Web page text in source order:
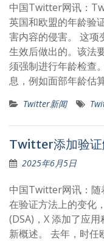
中国Twitter网讯：
英国和欧盟的年龄验
害内容的侵害。 这项
生效后做出的。该法
须强制进行年龄检查
息，例如面部年龄估
Twitter新闻
Twitter添加验证
2025年6月5日
中国Twitter网讯：随
在验证方法上的变化
(DSA)，X 添加了应
新概述。 去年，时任